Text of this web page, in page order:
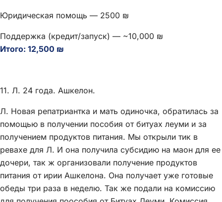
Юридическая помощь — 2500 ₪
Поддержка (кредит/запуск) — ~10,000 ₪
Итого: 12,500 ₪
11. Л. 24 года. Ашкелон.
Л. Новая репатриантка и мать одиночка, обратилась за
помощью в получении пособия от битуах леуми и за
получением продуктов питания. Мы открыли тик в
ревахе для Л. И она получила субсидию на маон для ее
дочери, так ж организовали получение продуктов
питания от ирии Ашкелона. Она получает уже готовые
обеды три раза в неделю. Так же подали на комиссию